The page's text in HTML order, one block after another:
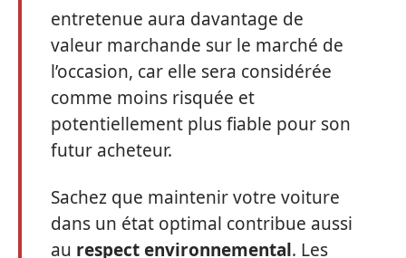
entretenue aura davantage de
valeur marchande sur le marché de
l’occasion, car elle sera considérée
comme moins risquée et
potentiellement plus fiable pour son
futur acheteur.
Sachez que maintenir votre voiture
dans un état optimal contribue aussi
au respect environnemental. Les